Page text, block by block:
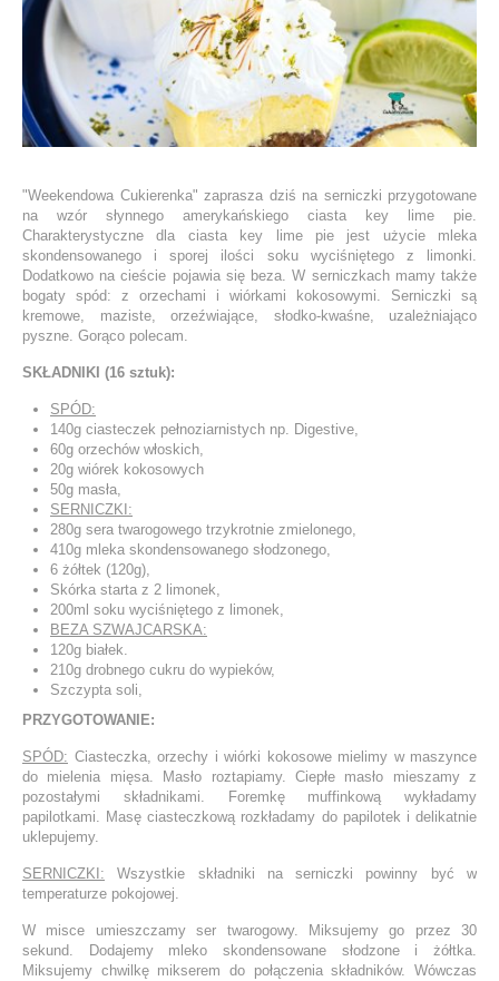
"Weekendowa Cukierenka" zaprasza dziś na serniczki przygotowane
na wzór słynnego amerykańskiego ciasta key lime pie.
Charakterystyczne dla ciasta key lime pie jest użycie mleka
skondensowanego i sporej ilości soku wyciśniętego z limonki.
Dodatkowo na cieście pojawia się beza. W serniczkach mamy także
bogaty spód: z orzechami i wiórkami kokosowymi. Serniczki są
kremowe, maziste, orzeźwiające, słodko-kwaśne, uzależniająco
pyszne. Gorąco polecam.
SKŁADNIKI (16 sztuk):
SPÓD:
140g ciasteczek pełnoziarnistych np. Digestive,
60g orzechów włoskich,
20g wiórek kokosowych
50g masła,
SERNICZKI:
280g sera twarogowego trzykrotnie zmielonego,
410g mleka skondensowanego słodzonego,
6 żółtek (120g),
Skórka starta z 2 limonek,
200ml soku wyciśniętego z limonek,
BEZA SZWAJCARSKA:
120g białek.
210g drobnego cukru do wypieków,
Szczypta soli,
PRZYGOTOWANIE:
SPÓD: Ciasteczka, orzechy i wiórki kokosowe mielimy w maszynce
do mielenia mięsa. Masło roztapiamy. Ciepłe masło mieszamy z
pozostałymi składnikami. Foremkę muffinkową wykładamy
papilotkami. Masę ciasteczkową rozkładamy do papilotek i delikatnie
uklepujemy.
SERNICZKI: Wszystkie składniki na serniczki powinny być w
temperaturze pokojowej.
W misce umieszczamy ser twarogowy. Miksujemy go przez 30
sekund. Dodajemy mleko skondensowane słodzone i żółtka.
Miksujemy chwilkę mikserem do połączenia składników. Wówczas